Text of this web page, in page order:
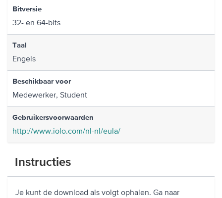
Bitversie
32- en 64-bits
Taal
Engels
Beschikbaar voor
Medewerker, Student
Gebruikersvoorwaarden
http://www.iolo.com/nl-nl/eula/
Instructies
Je kunt de download als volgt ophalen. Ga naar